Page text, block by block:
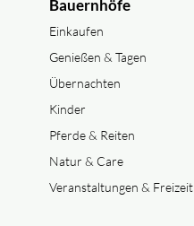
Bauernhöfe
Einkaufen
Genießen & Tagen
Übernachten
Kinder
Pferde & Reiten
Natur & Care
Veranstaltungen & Freizeit